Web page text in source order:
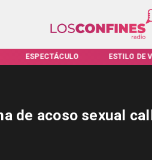
ESPECTÁCULO ESTILO DE
de acoso sexual